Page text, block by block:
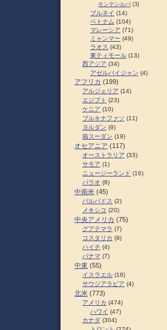
モンテンルパ (3)
ブルネイ (14)
ベトナム (104)
マレーシア (71)
ミャンマー (49)
ラオス (43)
東ティモール (13)
西アジア (34)
アゼルバイジャン (4)
アフリカ (199)
アルジェリア (14)
エジプト (23)
ケニア (10)
ブルキナファソ (11)
ヨルダン (9)
南スーダン (19)
オセアニア (117)
オーストラリア (33)
サモア (1)
ニュージーランド (16)
パラオ (8)
中南米 (45)
バルバドス (2)
メキシコ (20)
中央アメリカ (75)
グアテマラ (7)
コスタリカ (9)
ハイチ (4)
パナマ (7)
中東 (55)
イスラエル (18)
サウジアラビア (4)
北米 (773)
アメリカ (474)
ハワイ (47)
カナダ (304)